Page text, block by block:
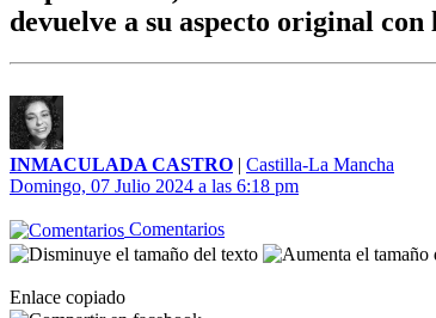
devuelve a su aspecto original
INMACULADA CASTRO | Castilla-La Mancha
Domingo, 07 Julio 2024 a las 6:18 pm
Comentarios
Enlace copiado